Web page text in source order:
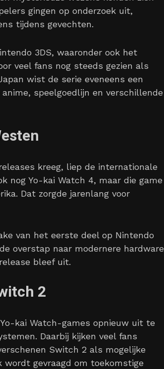
gingen op onderzoek uit,
tijdens gevechten.
3DS, waaronder ook het
veel fans nog steeds gezien als
wist de serie eveneens een
speelgoedlijn en verschillende
kreeg, liep de internationale
nog Yo-kai Watch 4, maar die game
Dat zorgde jarenlang voor
van het eerste deel op Nintendo
overstap naar modernere hardware
bleef uit.
2
kai Watch-games opnieuw uit te
Daarbij kijken veel fans
Switch 2 als mogelijke
wordt gevraagd om toekomstige